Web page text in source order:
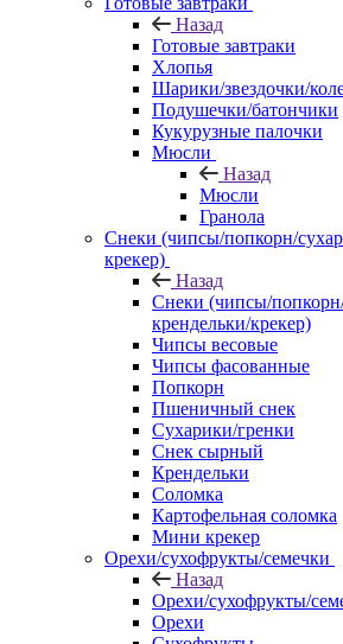
Назад
Готовые завтраки
Хлопья
Шарики/звездочки/
Подушечки/батончики
Кукурузные палочки
Мюсли
Назад
Мюсли
Гранола
Снеки (чипсы/попкорн/
крекер)
Назад
Снеки (чипсы/
крендельки/крекер)
Чипсы весовые
Чипсы фасованные
Попкорн
Пшеничный снек
Сухарики/гренки
Снек сырный
Крендельки
Соломка
Картофельная соломка
Мини крекер
Орехи/сухофрукты/семечки
Назад
Орехи/сухофрукты/
Орехи